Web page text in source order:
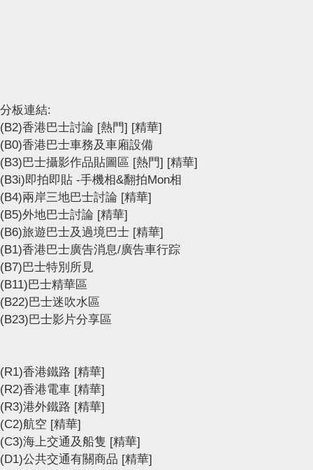
分板連結:
(B2)香港巴士討論 [熱門] [精華]
(B0)香港巴士車務及車廂設備
(B3)巴士攝影作品貼圖區 [熱門] [精華]
(B3i)即拍即貼 -手機相&翻拍Mon相
(B4)兩岸三地巴士討論 [精華]
(B5)外地巴士討論 [精華]
(B6)旅遊巴士及過境巴士 [精華]
(B1)香港巴士廣告消息/廣告車行踪
(B7)巴士特別所見
(B11)巴士精華區
(B22)巴士迷吹水區
(B23)巴士影片分享區
(R1)香港鐵路 [精華]
(R2)香港電車 [精華]
(R3)港外鐵路 [精華]
(C2)航空 [精華]
(C3)海上交通及船隻 [精華]
(D1)公共交通有關商品 [精華]